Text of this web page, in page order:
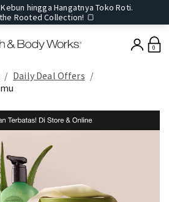
hingga Hangatnya Toko Roti.
Rooted Collection! 🍞
0
Daily Deal Offers